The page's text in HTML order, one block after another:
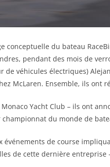
conceptuelle du bateau
pendant des mois de
de véhicules électriques)
McLaren. Ensemble, ils ont
Monaco Yacht Club – ils ont
du monde de
événements de course
de cette dernière entreprise